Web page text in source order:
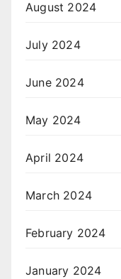
August 2024
July 2024
June 2024
May 2024
April 2024
March 2024
February 2024
January 2024